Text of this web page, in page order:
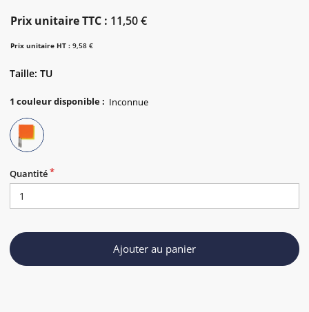
Prix unitaire TTC : 11,50 €
Prix unitaire HT : 9,58 €
Taille: TU
1 couleur disponible:
Quantité
Ajouter au panier